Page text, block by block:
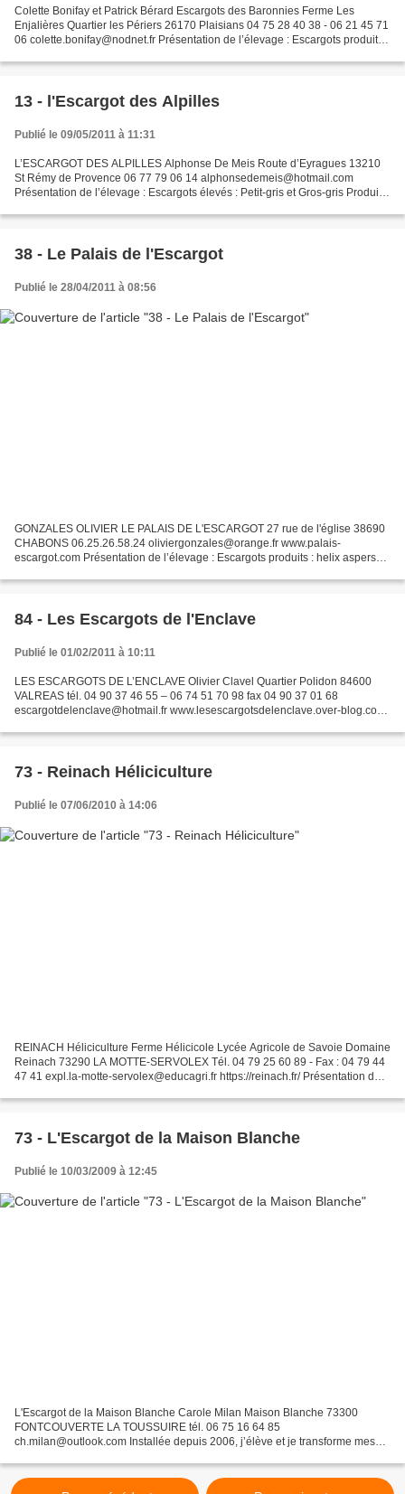
Colette Bonifay et Patrick Bérard Escargots des Baronnies Ferme Les
Enjalières Quartier les Périers 26170 Plaisians 04 75 28 40 38 - 06 21 45 71
06 colette.bonifay@nodnet.fr Présentation de l’élevage : Escargots produits :
13 - l'Escargot des Alpilles
Publié le 09/05/2011 à 11:31
L’ESCARGOT DES ALPILLES Alphonse De Meis Route d’Eyragues 13210
St Rémy de Provence 06 77 79 06 14 alphonsedemeis@hotmail.com
Présentation de l’élevage : Escargots élevés : Petit-gris et Gros-gris Produits
38 - Le Palais de l'Escargot
Publié le 28/04/2011 à 08:56
GONZALES OLIVIER LE PALAIS DE L'ESCARGOT 27 rue de l'église 38690
CHABONS 06.25.26.58.24 oliviergonzales@orange.fr www.palais-
escargot.com Présentation de l’élevage : Escargots produits : helix aspersa
84 - Les Escargots de l'Enclave
Publié le 01/02/2011 à 10:11
LES ESCARGOTS DE L’ENCLAVE Olivier Clavel Quartier Polidon 84600
VALREAS tél. 04 90 37 46 55 – 06 74 51 70 98 fax 04 90 37 01 68
escargotdelenclave@hotmail.fr www.lesescargotsdelenclave.over-blog.com
73 - Reinach Héliciculture
Publié le 07/06/2010 à 14:06
REINACH Héliciculture Ferme Hélicicole Lycée Agricole de Savoie Domaine
Reinach 73290 LA MOTTE-SERVOLEX Tél. 04 79 25 60 89 - Fax : 04 79 44
47 41 expl.la-motte-servolex@educagri.fr https://reinach.fr/ Présentation de
73 - L'Escargot de la Maison Blanche
Publié le 10/03/2009 à 12:45
L'Escargot de la Maison Blanche Carole Milan Maison Blanche 73300
FONTCOUVERTE LA TOUSSUIRE tél. 06 75 16 64 85
ch.milan@outlook.com Installée depuis 2006, j’élève et je transforme mes